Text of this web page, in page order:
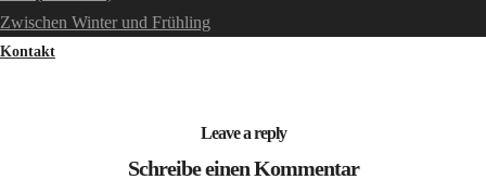
Zwischen Winter und Frühling
Kontakt
Leave a reply
Schreibe einen Kommentar